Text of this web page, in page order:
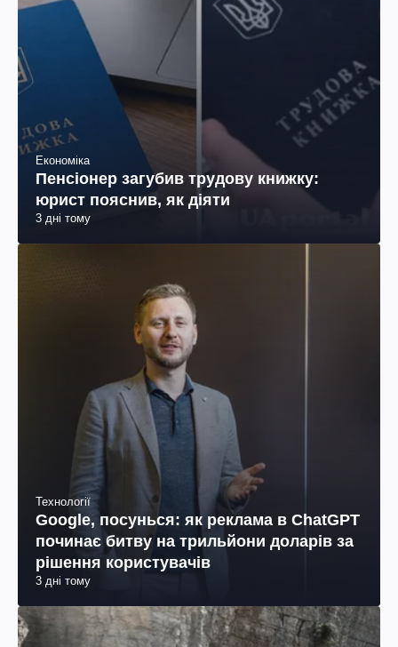
Економіка
Пенсіонер загубив трудову книжку:
юрист пояснив, як діяти
3 дні тому
Технології
Google, посунься: як реклама в ChatGPT
починає битву на трильйони доларів за
рішення користувачів
3 дні тому